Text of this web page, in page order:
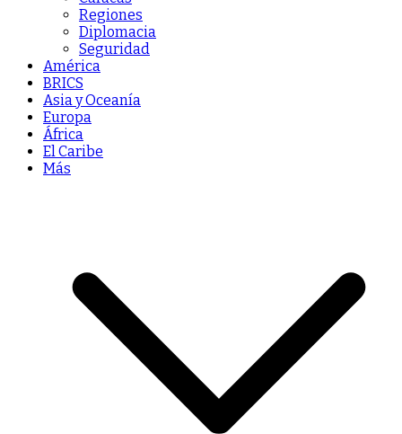
Regiones
Diplomacia
Seguridad
América
BRICS
Asia y Oceanía
Europa
África
El Caribe
Más